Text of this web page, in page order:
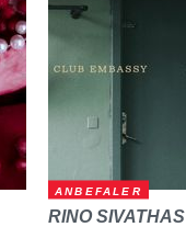
ANBEFALER
RINO SIVATHAS